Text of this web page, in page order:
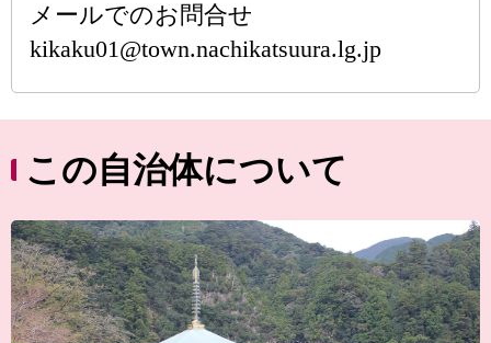
メールでのお問合せ
kikaku01@town.nachikatsuura.lg.jp
この自治体について